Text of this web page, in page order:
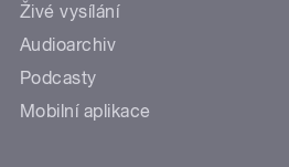
Živé vysílání
Audioarchiv
Podcasty
Mobilní aplikace